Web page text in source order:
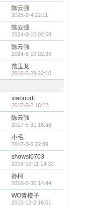
陈云强
2025-2-4 22:11
陈云强
2024-8-10 02:58
陈云强
2024-8-10 02:39
范玉龙
2016-5-29 22:10
xiaooudi
2017-6-2 16:12
陈云强
2017-5-31 18:46
小毛
2017-3-6 22:39
showsl0703
2016-10-11 14:32
孙柯
2016-5-30 14:44
WO青橙子
2015-12-2 16:51